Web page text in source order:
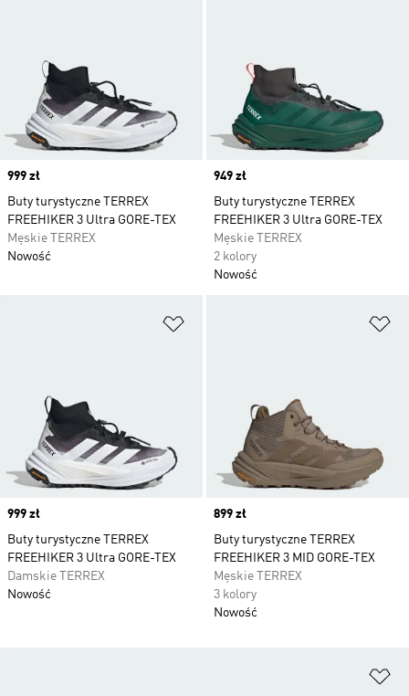
Price
999 zł
Buty turystyczne TERREX
FREEHIKER 3 Ultra GORE-TEX
Męskie TERREX
Nowość
Price
949 zł
Buty turystyczne TERREX
FREEHIKER 3 Ultra GORE-TEX
Męskie TERREX
2 kolory
Nowość
Price
999 zł
Buty turystyczne TERREX
FREEHIKER 3 Ultra GORE-TEX
Damskie TERREX
Nowość
Price
899 zł
Buty turystyczne TERREX
FREEHIKER 3 MID GORE-TEX
Męskie TERREX
3 kolory
Nowość